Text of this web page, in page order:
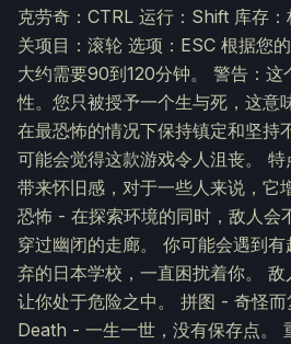
克劳奇：CTRL 运行：Shift 库存
关项目：滚轮 选项：ESC 根据您
大约需要90到120分钟。 警告：这
性。您只被授予一个生与死，这意
在最恐怖的情况下保持镇定和坚持
可能会觉得这款游戏令人沮丧。 特
带来怀旧感，对于一些人来说，它
恐怖 - 在探索环境的同时，敌人会
穿过幽闭的走廊。 你可能会遇到
弃的日本学校，一直困扰着你。
让你处于危险之中。 拼图 - 奇怪
Death - 一生一世，没有保存点。